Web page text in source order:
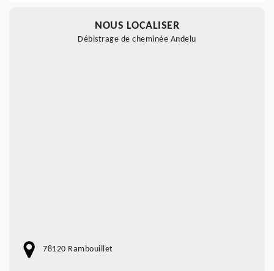
NOUS LOCALISER
Débistrage de cheminée Andelu
78120 Rambouillet